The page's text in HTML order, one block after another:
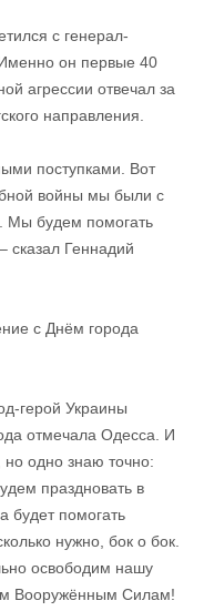
с генерал-
он первые 40
агрессии отвечал за
направления.
поступками. Вот
войны мы были с
Мы будем помогать
сказал Геннадий
с Днём города
герой Украины
отмечала Одесса. И
но одно знаю точно:
праздновать в
будет помогать
нужно, бок о бок.
освободим нашу
Вооружённым Силам!